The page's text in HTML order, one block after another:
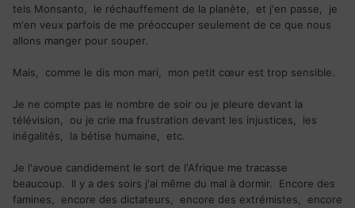
tels Monsanto, le réchauffement de la planète, et j'en passe, je
m'en veux parfois de me préoccuper seulement de ce que nous
allons manger pour souper.
Mais, comme le dis mon mari, mon petit cœur est trop sensible.
Je ne compte pas le nombre de soir ou je pleure devant la
télévision, ou je crie ma frustration devant les injustices, les
inégalités, la bétise humaine, etc.
Je l'avoue candidement le sort de l'Afrique me tracasse
beaucoup. Il y a des soirs j'ai même du mal à dormir. Encore des
famines, encore des dictateurs, encore des extrémistes, encore